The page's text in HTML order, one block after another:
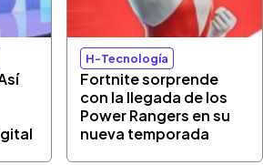
H-Tecnología
Fortnite sorprende
con la llegada de los
Power Rangers en su
nueva temporada